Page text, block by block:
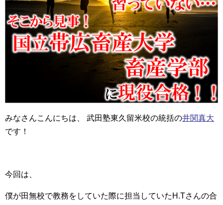
みなさんこんにちは、 武田塾東久留米校の統括の井関真大
です！
今回は、
僕が田無校で教務をしていた際に担当していたH.Tさんの合